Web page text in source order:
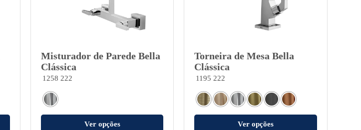
Misturador de Parede Bella
Clássica
1258 222
Ver opções
Torneira de Mesa Bella
Clássica
1195 222
Ver opções